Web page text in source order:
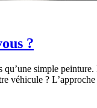
?
simple
véhicule ?